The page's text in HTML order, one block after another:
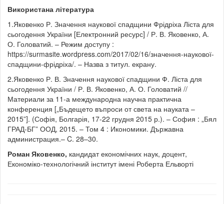
Використана література
1.Яковенко Р. Значення наукової спадщини Фрідріха Ліста для
сьогодення України [Електронний ресурс] / Р. В. Яковенко, А.
О. Головатий. – Режим доступу :
https://surmasite.wordpress.com/2017/02/16/значення-наукової-
спадщини-фрідріха/. – Назва з титул. екрану.
2.Яковенко Р. В. Значення наукової спадщини Ф. Ліста для
сьогодення України / Р. В. Яковенко, А. О. Головатий //
Материали за 11-а международна научна практична
конференция [„Бъдещето въпроси от света на науката –
2015”]. (Софія, Болгарія, 17-22 грудня 2015 р.). – София : „Бял
ГРАД-БГ” ООД, 2015. – Том 4 : Икономики. Държавна
администрация.– C. 28–30.
Роман Яковенко, кандидат економічних наук, доцент,
Економіко-технологічний інститут імені Роберта Ельворті